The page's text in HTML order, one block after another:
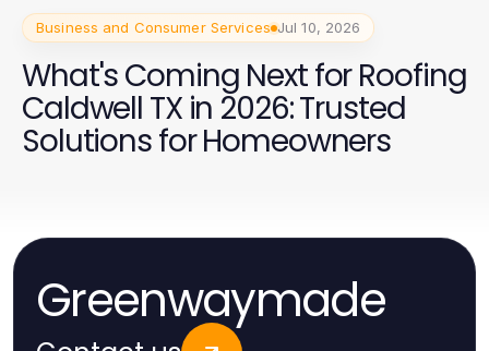
Business and Consumer Services Jul 10, 2026
What's Coming Next for Roofing
Caldwell TX in 2026: Trusted
Solutions for Homeowners
Greenwaymade